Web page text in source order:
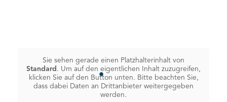
Sie sehen gerade einen Platzhalterinhalt von
Standard . Um auf den eigentlichen Inhalt zuzugreifen,
klicken Sie auf den Button unten. Bitte beachten Sie,
dass dabei Daten an Drittanbieter weitergegeben
werden.